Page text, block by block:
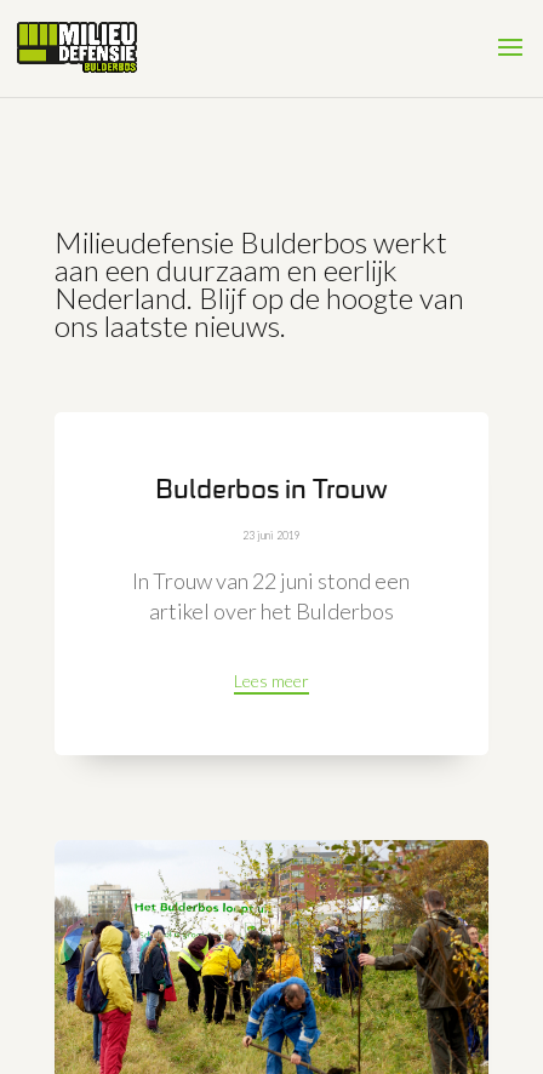
Milieudefensie Bulderbos werkt
aan een duurzaam en eerlijk
Nederland. Blijf op de hoogte van
ons laatste nieuws.
Bulderbos in Trouw
23 juni 2019
In Trouw van 22 juni stond een
artikel over het Bulderbos
Lees meer